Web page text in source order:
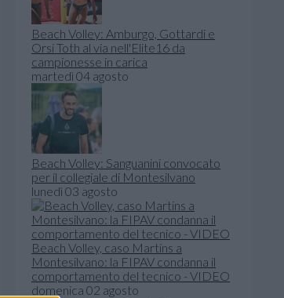
Beach Volley: Amburgo, Gottardi e
Orsi Toth al via nell'Elite16 da
campionesse in carica
martedì 04 agosto
Beach Volley: Sanguanini convocato
per il collegiale di Montesilvano
lunedì 03 agosto
Beach Volley, caso Martins a
Montesilvano: la FIPAV condanna il
comportamento del tecnico - VIDEO
domenica 02 agosto